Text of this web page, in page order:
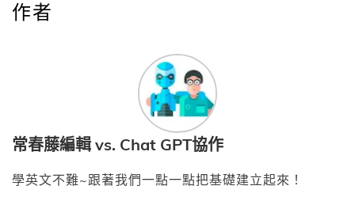
作者
常春藤編輯 vs. Chat GPT協作
學英文不難~跟著我們一點一點把基礎建立起來！